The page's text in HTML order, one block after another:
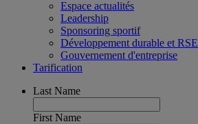
Espace actualités
Leadership
Sponsoring sportif
Développement durable et RSE
Gouvernement d'entreprise
Tarification
Last Name
First Name